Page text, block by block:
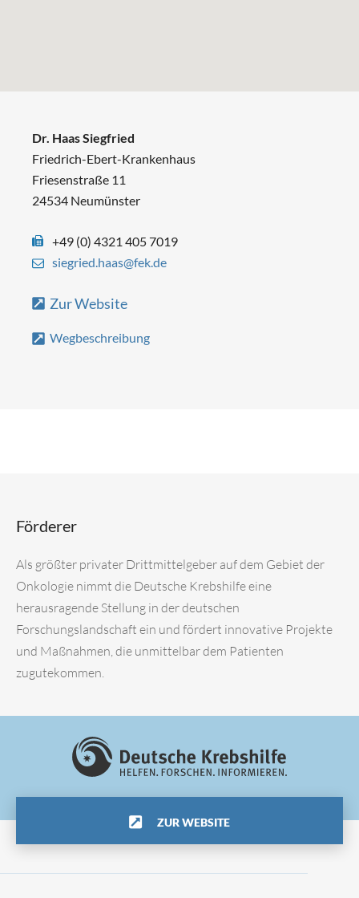
Dr. Haas Siegfried
Friedrich-Ebert-Krankenhaus
Friesenstraße 11
24534 Neumünster
+49 (0) 4321 405 7019
siegried.haas@fek.de
Zur Website
Wegbeschreibung
Förderer
Als größter privater Drittmittelgeber auf dem Gebiet der
Onkologie nimmt die Deutsche Krebshilfe eine
herausragende Stellung in der deutschen
Forschungslandschaft ein und fördert innovative Projekte
und Maßnahmen, die unmittelbar dem Patienten
zugutekommen.
ZUR WEBSITE